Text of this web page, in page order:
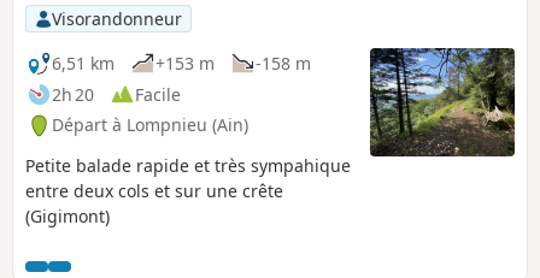
Visorandonneur
6,51 km
+153 m
-158 m
2h 20
Facile
Départ à Lompnieu (Ain)
Petite balade rapide et très sympahique
entre deux cols et sur une crête
(Gigimont)